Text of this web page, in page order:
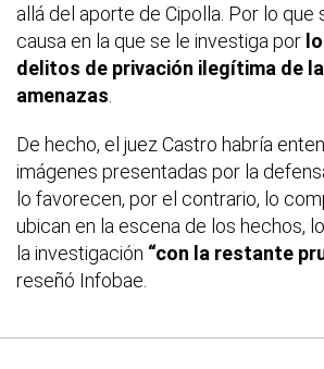
allá del aporte de Cipolla. Por lo que
causa en la que se le investiga por
delitos de privación ilegítima de
amenazas
De hecho, el juez Castro habría
imágenes presentadas por la
lo favorecen, por el contrario, lo
ubican en la escena de los hechos,
la investigación “con la restante
reseñó Infobae.